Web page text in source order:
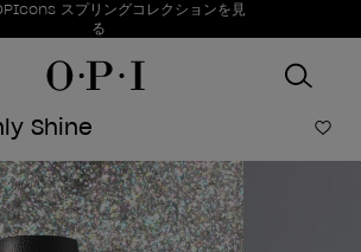
スプリングコレクションを見
る
Shine ほ